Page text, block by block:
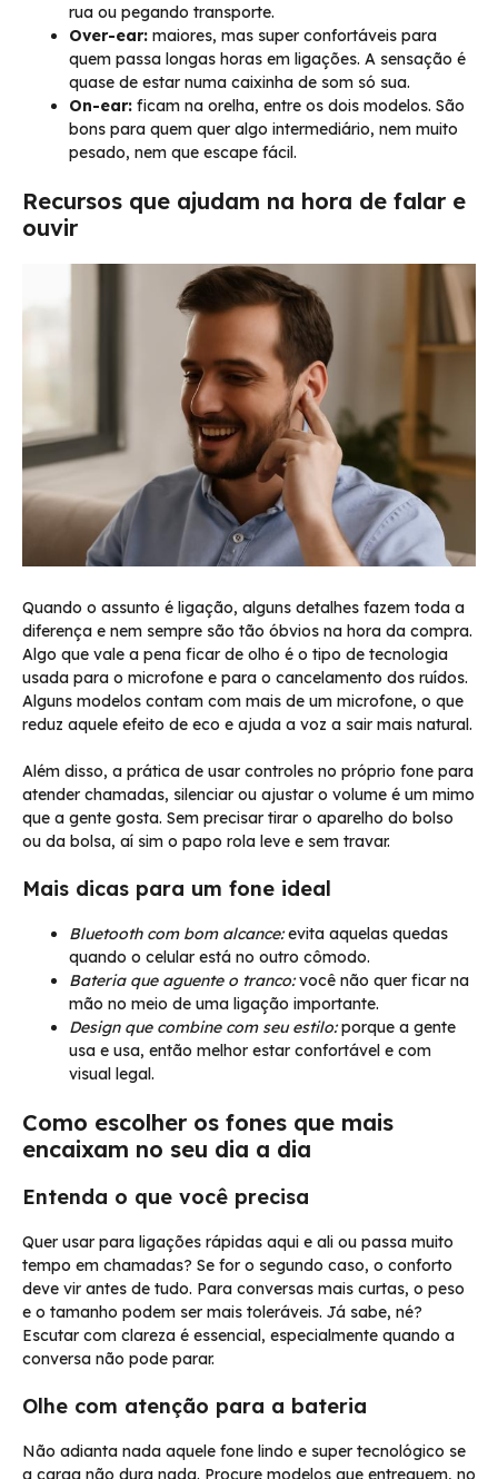
rua ou pegando transporte.
Over-ear: maiores, mas super confortáveis para
quem passa longas horas em ligações. A sensação é
quase de estar numa caixinha de som só sua.
On-ear: ficam na orelha, entre os dois modelos. São
bons para quem quer algo intermediário, nem muito
pesado, nem que escape fácil.
Recursos que ajudam na hora de falar e
ouvir
Quando o assunto é ligação, alguns detalhes fazem toda a
diferença e nem sempre são tão óbvios na hora da compra.
Algo que vale a pena ficar de olho é o tipo de tecnologia
usada para o microfone e para o cancelamento dos ruídos.
Alguns modelos contam com mais de um microfone, o que
reduz aquele efeito de eco e ajuda a voz a sair mais natural.
Além disso, a prática de usar controles no próprio fone para
atender chamadas, silenciar ou ajustar o volume é um mimo
que a gente gosta. Sem precisar tirar o aparelho do bolso
ou da bolsa, aí sim o papo rola leve e sem travar.
Mais dicas para um fone ideal
Bluetooth com bom alcance:evita aquelas quedas
quando o celular está no outro cômodo.
Bateria que aguente o tranco:você não quer ficar na
mão no meio de uma ligação importante.
Design que combine com seu estilo:porque a gente
usa e usa, então melhor estar confortável e com
visual legal.
Como escolher os fones que mais
encaixam no seu dia a dia
Entenda o que você precisa
Quer usar para ligações rápidas aqui e ali ou passa muito
tempo em chamadas? Se for o segundo caso, o conforto
deve vir antes de tudo. Para conversas mais curtas, o peso
e o tamanho podem ser mais toleráveis. Já sabe, né?
Escutar com clareza é essencial, especialmente quando a
conversa não pode parar.
Olhe com atenção para a bateria
Não adianta nada aquele fone lindo e super tecnológico se
a carga não dura nada. Procure modelos que entreguem, no